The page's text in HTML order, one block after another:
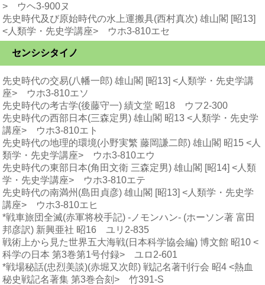
> ウヘ3-900ヌ
先史時代及び原始時代の水上運搬具(西村真次) 雄山閣 [昭13]
<人類学・先史学講座> ウホ3-810エセ
センシシタイノ
先史時代の交易(八幡一郎) 雄山閣 [昭13] <人類学・先史学講
座> ウホ3-810エソ
先史時代の考古学(後藤守一) 績文堂 昭18 ウフ2-300
先史時代の西部日本(三森定男) 雄山閣 昭13 <人類学・先史学
講座> ウホ3-810エト
先史時代の地理的環境(小野実繁 藤岡謙二郎) 雄山閣 昭15 <人
類学・先史学講座> ウホ3-810エウ
先史時代の東部日本(角田文衛 三森定男) 雄山閣 [昭14] <人類
学・先史学講座> ウホ3-810エテ
先史時代の南満州(島田貞彦) 雄山閣 [昭13] <人類学・先史学
講座> ウホ3-810エヒ
*戦車旅団全滅(赤軍将校手記) -ノモンハン- (ホーソン著 富田
邦彦訳) 新興亜社 昭16 ユリ2-835
戦術上から見た世界五大海戦(日本科学協会編) 博文館 昭10 <
科学の日本 第3巻第1号付録> ユロ2-601
*戦場秘話(忠烈美談)(赤堀又次郎) 戦記名著刊行会 昭4 <熱血
秘史戦記名著集 第3巻合刻> 竹391-S